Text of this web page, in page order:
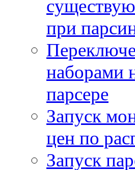
при
наборами
парсере
Запуск
цен по
Запуск